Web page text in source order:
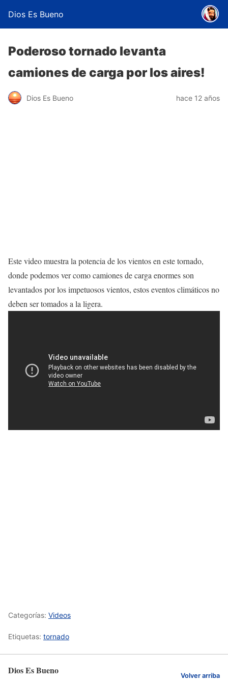
Dios Es Bueno
Poderoso tornado levanta
camiones de carga por los aires!
Dios Es Bueno hace 12 años
Este video muestra la potencia de los vientos en este tornado,
donde podemos ver como camiones de carga enormes son
levantados por los impetuosos vientos, estos eventos climáticos no
deben ser tomados a la ligera.
Categorías: Videos
Etiquetas: tornado
Dios Es Bueno Volver arriba